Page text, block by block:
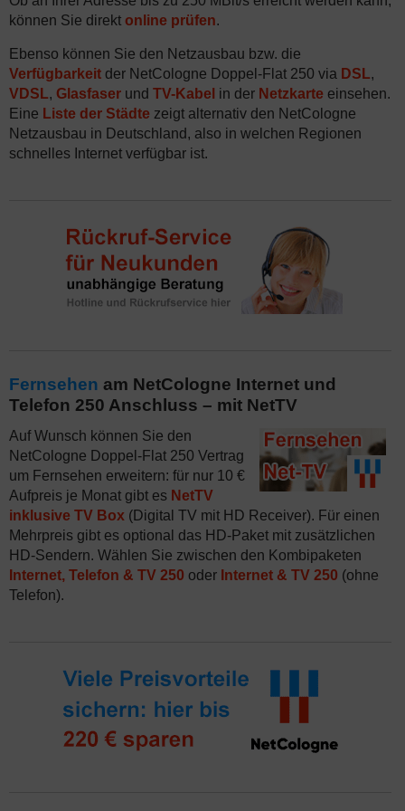
können Sie direkt online prüfen.
Ebenso können Sie den Netzausbau bzw. die
Verfügbarkeit der NetCologne Doppel-Flat 250 via DSL,
VDSL, Glasfaser und TV-Kabel in der Netzkarte einsehen.
Eine Liste der Städte zeigt alternativ den NetCologne
Netzausbau in Deutschland, also in welchen Regionen
schnelles Internet verfügbar ist.
Fernsehen am NetCologne Internet und
Telefon 250 Anschluss – mit NetTV
Auf Wunsch können Sie den
NetCologne Doppel-Flat 250 Vertrag
um Fernsehen erweitern: für nur 10 €
Aufpreis je Monat gibt es NetTV
inklusive TV Box (Digital TV mit HD Receiver). Für einen
Mehrpreis gibt es optional das HD-Paket mit zusätzlichen
HD-Sendern. Wählen Sie zwischen den Kombipaketen
Internet, Telefon & TV 250 oder Internet & TV 250 (ohne
Telefon).